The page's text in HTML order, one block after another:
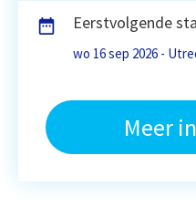
Eerstvolgende
wo 16 sep 2026 -
Meer